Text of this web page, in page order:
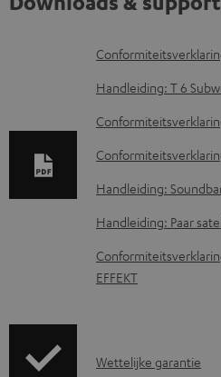
D
o
l
o
a
d
d
u
Handleiding: T 6
Handleiding:
Handleiding: Paar
EFFEKT
G
Wettelijke garantie